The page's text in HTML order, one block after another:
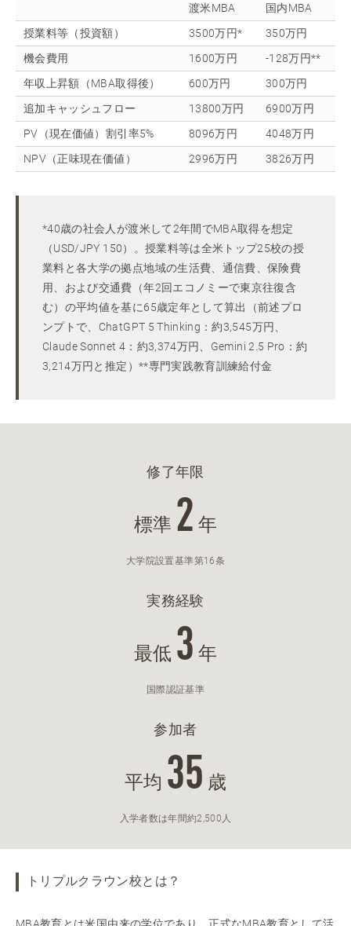
渡米MBA
国内MBA
授業料等（投資額）
3500万円*
350万円
機会費用
1600万円
-128万円**
年収上昇額（MBA取得後）
600万円
300万円
追加キャッシュフロー
13800万円
6900万円
PV（現在価値）割引率5%
8096万円
4048万円
NPV（正味現在価値）
2996万円 3826万円
*40歳の社会人が渡米して2年間でMBA取得を想定
（USD/JPY 150）。授業料等は全米トップ25校の授
業料と各大学の拠点地域の生活費、通信費、保険費
用、および交通費（年2回エコノミーで東京往復含
む）の平均値を基に65歳定年として算出（前述プロ
ンプトで、ChatGPT 5 Thinking：約3,545万円、
Claude Sonnet 4：約3,374万円、Gemini 2.5 Pro：約
3,214万円と推定）**専門実践教育訓練給付金
修了年限
標準 2 年
大学院設置基準第16条
実務経験
最低 3 年
国際認証基準
参加者
平均 35 歳
入学者数は年間約2,500人
トリプルクラウン校とは？
MBA教育とは米国由来の学位であり、正式なMBA教育として活